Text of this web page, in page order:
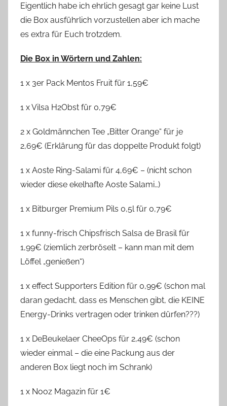
Eigentlich habe ich ehrlich gesagt gar keine Lust
die Box ausführlich vorzustellen aber ich mache
es extra für Euch trotzdem.
Die Box in Wörtern und Zahlen:
1 x 3er Pack Mentos Fruit für 1,59€
1 x Vilsa H2Obst für 0,79€
2 x Goldmännchen Tee „Bitter Orange“ für je
2,69€ (Erklärung für das doppelte Produkt folgt)
1 x Aoste Ring-Salami für 4,69€ – (nicht schon
wieder diese ekelhafte Aoste Salami…)
1 x Bitburger Premium Pils 0,5l für 0,79€
1 x funny-frisch Chipsfrisch Salsa de Brasil für
1,99€ (ziemlich zerbröselt – kann man mit dem
Löffel „genießen“)
1 x effect Supporters Edition für 0,99€ (schon mal
daran gedacht, dass es Menschen gibt, die KEINE
Energy-Drinks vertragen oder trinken dürfen???)
1 x DeBeukelaer CheeOps für 2,49€ (schon
wieder einmal – die eine Packung aus der
anderen Box liegt noch im Schrank)
1 x Nooz Magazin für 1€